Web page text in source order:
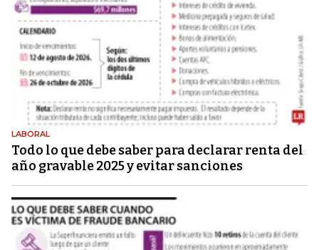
LABORAL
Todo lo que debe saber para declarar renta del
año gravable 2025 y evitar sanciones